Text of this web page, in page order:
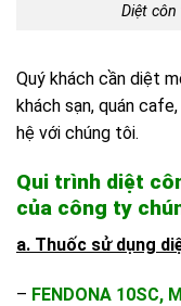
Diệt
Quý khách cần diệt
khách sạn, quán
hệ với chúng tôi.
Qui trình diệt
của công ty
a. Thuốc sử dụng
– FENDONA 10SC,